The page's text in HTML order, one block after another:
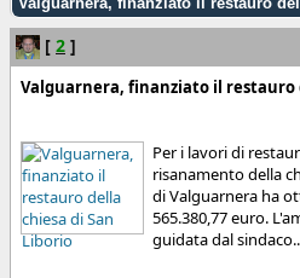
[ 2 ]
Valguarnera, finanziato il restauro
Per i lavori di
risanamento della
di Valguarnera ha
565.380,77 euro.
guidata dal